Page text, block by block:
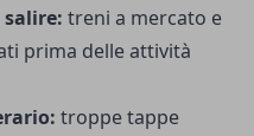
treni a mercato e
prima delle attività
troppe tappe